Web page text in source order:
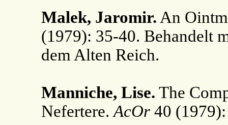
Malek, Jaromir. An
(1979): 35-40. Behandelt
dem Alten Reich.
Manniche, Lise. The
Nefertere.AcOr40 (1979):